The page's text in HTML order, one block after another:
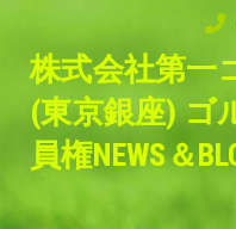
content株式会社第一
(東京銀座) ゴ
員権NEWS＆